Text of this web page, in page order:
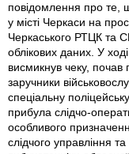
повідомлення про те,
у місті Черкаси на
Черкаського РТЦК та
облікових даних. У
висмикнув чеку, почав
заручники
спеціальну
прибула слідчо-
особливого
слідчого управління